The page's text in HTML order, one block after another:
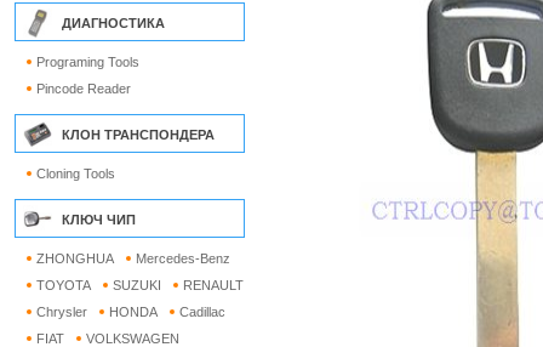
ДИАГНОСТИКА
Programing Tools
Pincode Reader
КЛОН ТРАНСПОНДЕРА
Cloning Tools
КЛЮЧ ЧИП
ZHONGHUA
Mercedes-Benz
TOYOTA
SUZUKI
RENAULT
Chrysler
HONDA
Cadillac
FIAT
VOLKSWAGEN